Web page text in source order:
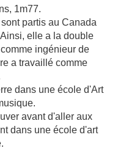
1m77.
partis au Canada
elle a la double
ingénieur de
a travaillé comme
dans une école d'Art
avant d'aller aux
dans une école d'art